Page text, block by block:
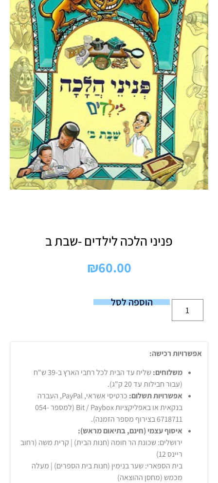
פניני הלכה לילדים -שבת ב
₪60.00
הוספה לסל
אפשרויות רכישה:
משלוחים:
שליח עד הבית לכל רחבי הארץ ב-39 ש"ח
(עבור חבילות עד 20 ק"ג).
אפשרויות תשלום:
כרטיסי אשראי, PayPal, העברה
בנקאית או באפליקציות Bit / Paybox (למספר 054-
6718711 בצירוף מספר הזמנה).
איסוף עצמי (חינם, בתיאום מראש):
ירושלים: שכונת הר חומה (חנות הבית) | קרית משה (רחוב
ריינס 12)
בית הספארי: שער בנימין (חנות בית הספרים) | מעלה
מכמש (מחסן ההוצאה)